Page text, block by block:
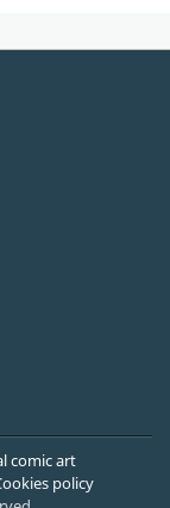
comic art
policy